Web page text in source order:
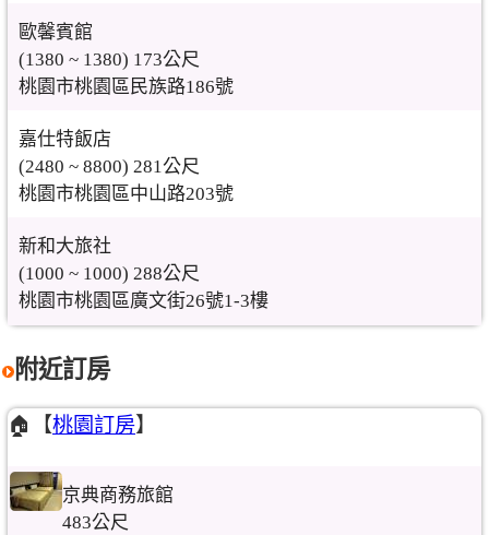
歐馨賓館
(1380 ~ 1380) 173公尺
桃園市桃園區民族路186號
嘉仕特飯店
(2480 ~ 8800) 281公尺
桃園市桃園區中山路203號
新和大旅社
(1000 ~ 1000) 288公尺
桃園市桃園區廣文街26號1-3樓
附近訂房
🏠【桃園訂房】
京典商務旅館
483公尺